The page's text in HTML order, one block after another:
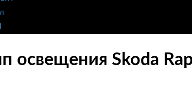
освещения Skoda